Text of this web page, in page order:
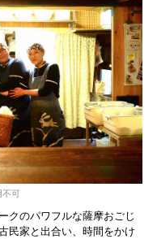
可
クのパワフルな薩摩おごじ
民家と出合い、時間をかけ